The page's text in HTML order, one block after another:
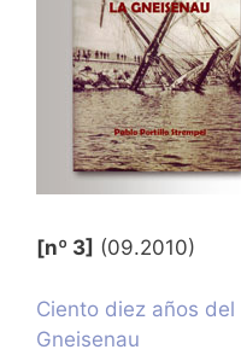
[nº 3] (09.2010)
Ciento diez años
Gneisenau